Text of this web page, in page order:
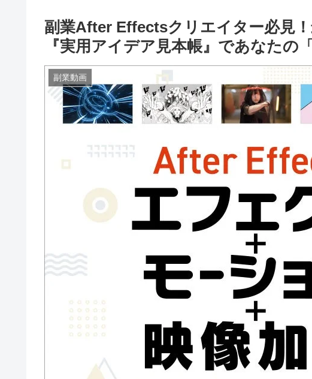
副業After Effectsクリエイター必見
『実用アイデア見本帳』であなたの
副業動画